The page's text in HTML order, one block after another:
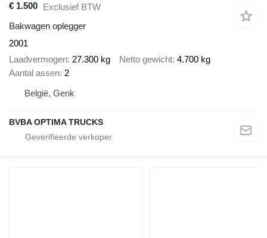
€ 1.500 Exclusief BTW
Bakwagen oplegger
2001
Laadvermogen 27.300 kg Netto gewicht 4.700 kg
Aantal assen 2
België, Genk
BVBA OPTIMA TRUCKS